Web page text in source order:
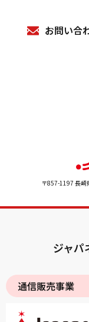
〒857-1197 長崎
お問い合
ジャパ
通信販売事業